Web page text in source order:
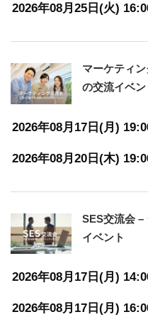
2026年08月25日(火)
マーケティ
の交流イベン
2026年08月17日(月)
2026年08月20日(木)
SES交流会 –
イベント
2026年08月17日(月)
2026年08月17日(月)